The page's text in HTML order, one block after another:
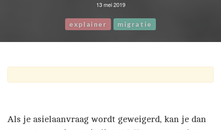
13 mei 2019
explainer migratie
Als je asielaanvraag wordt geweigerd, kan je dan